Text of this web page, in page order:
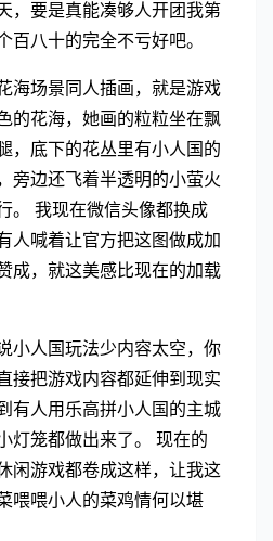
，要是真能凑够人开团我第
百八十的完全不亏好吧。
海场景同人插画，就是游戏
的花海，她画的粒粒坐在飘
，底下的花丛里有小人国的
旁边还飞着半透明的小萤火
。 我现在微信头像都换成
人喊着让官方把这图做成加
成，就这美感比现在的加载
小人国玩法少内容太空，你
接把游戏内容都延伸到现实
有人用乐高拼小人国的主城
灯笼都做出来了。 现在的
闲游戏都卷成这样，让我这
喂喂小人的菜鸡情何以堪